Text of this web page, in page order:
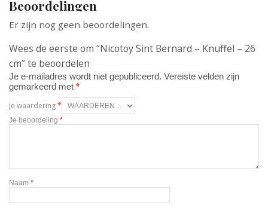
Beoordelingen
Er zijn nog geen beoordelingen.
Wees de eerste om “Nicotoy Sint Bernard – Knuffel – 26
cm” te beoordelen
Je e-mailadres wordt niet gepubliceerd. Vereiste velden zijn
gemarkeerd met *
Je waardering*
Je beoordeling *
Naam *